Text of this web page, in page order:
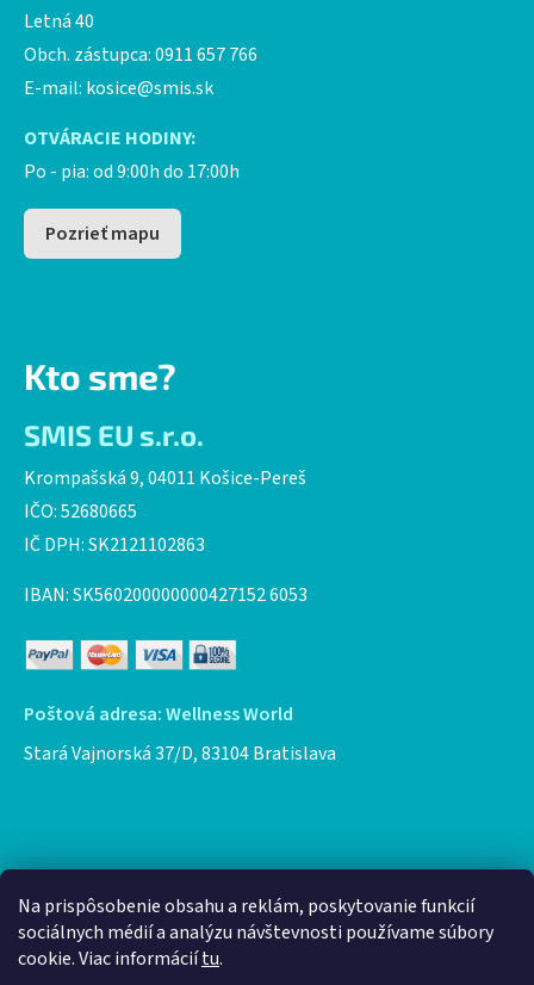
Na prispôsobenie obsahu a reklám, poskytovanie funkcií
sociálnych médií a analýzu návštevnosti používame súbory
cookie. Viac informáciítu.
Letná 40
Obch. zástupca: 0911 657 766
E-mail: kosice@smis.sk
OTVÁRACIE HODINY:
Po - pia: od 9:00h do 17:00h
Pozrieť mapu
Kto sme?
SMIS EU s.r.o.
Krompašská 9, 04011 Košice-Pereš
IČO: 52680665
IČ DPH: SK2121102863
IBAN: SK560200000000427152 6053
Poštová adresa: Wellness World
Stará Vajnorská 37/D, 83104 Bratislava
Facebook